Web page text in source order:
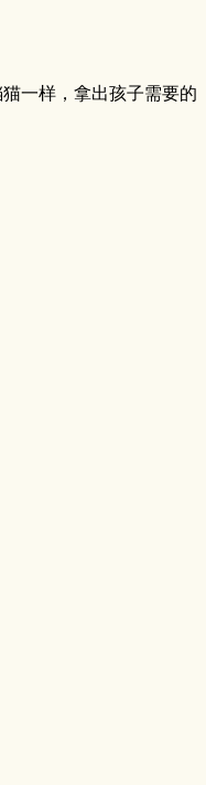
一样，拿出孩子需要的